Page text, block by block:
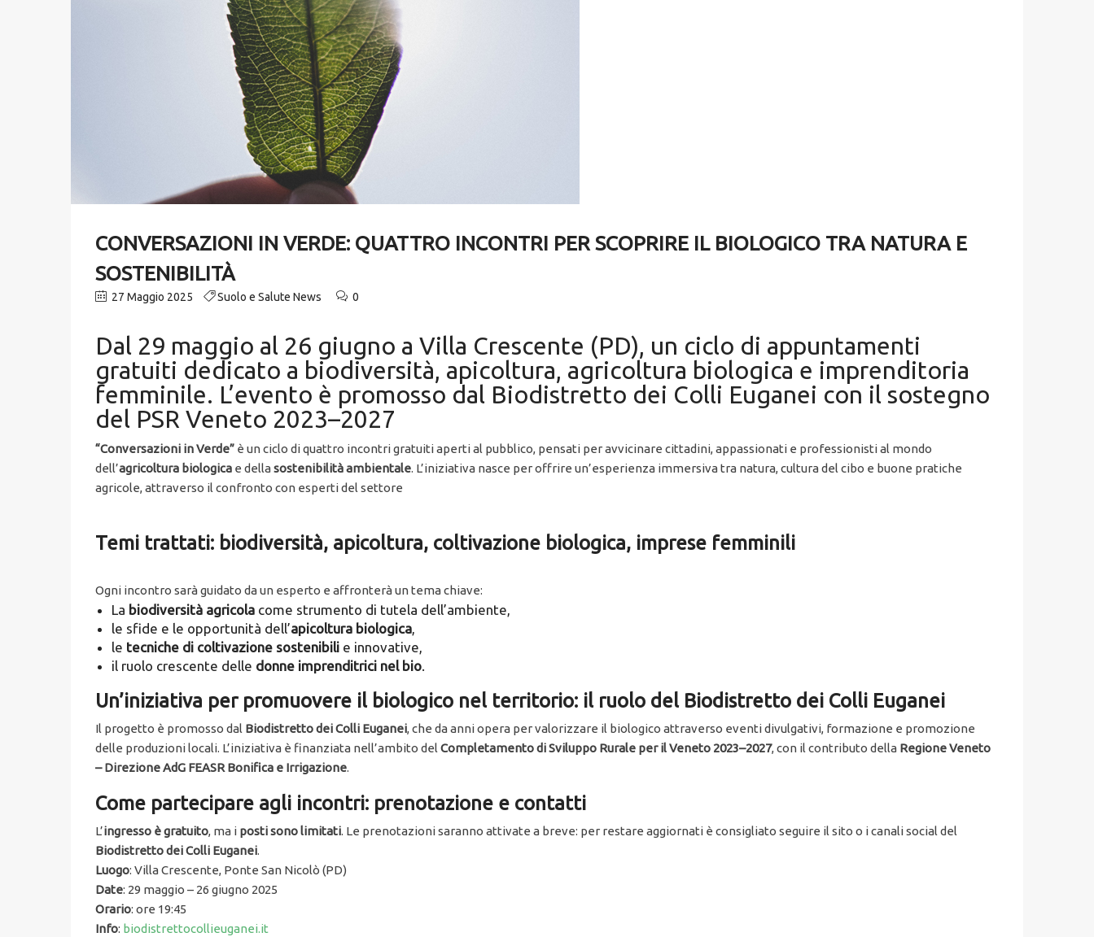
CONVERSAZIONI IN VERDE: QUATTRO INCONTRI PER SCOPRIRE IL BIOLOGICO TRA NATURA E
SOSTENIBILITÀ
27 Maggio 2025 Suolo e Salute News 0
Dal 29 maggio al 26 giugno a Villa Crescente (PD), un ciclo di appuntamenti
gratuiti dedicato a biodiversità, apicoltura, agricoltura biologica e imprenditoria
femminile. L’evento è promosso dal Biodistretto dei Colli Euganei con il sostegno
del PSR Veneto 2023–2027
“Conversazioni in Verde” è un ciclo di quattro incontri gratuiti aperti al pubblico, pensati per avvicinare cittadini, appassionati e professionisti al mondo
dell’agricoltura biologica e dellasostenibilità ambientale. L’iniziativa nasce per offrire un’esperienza immersiva tra natura, cultura del cibo e buone pratiche
agricole, attraverso il confronto con esperti del settore
Temi trattati: biodiversità, apicoltura, coltivazione biologica, imprese femminili
Ogni incontro sarà guidato da un esperto e affronterà un tema chiave:
La biodiversità agricola come strumento di tutela dell’ambiente,
le sfide e le opportunità dell’apicoltura biologica,
le tecniche di coltivazione sostenibili e innovative,
il ruolo crescente delle donne imprenditrici nel bio.
Un’iniziativa per promuovere il biologico nel territorio: il ruolo del Biodistretto dei Colli Euganei
Il progetto è promosso dal Biodistretto dei Colli Euganei, che da anni opera per valorizzare il biologico attraverso eventi divulgativi, formazione e promozione
delle produzioni locali. L’iniziativa è finanziata nell’ambito delCompletamento di Sviluppo Rurale per il Veneto 2023–2027, con il contributo della Regione Veneto
– Direzione AdG FEASR Bonifica e Irrigazione.
Come partecipare agli incontri: prenotazione e contatti
L’ingresso è gratuito, ma i posti sono limitati. Le prenotazioni saranno attivate a breve: per restare aggiornati è consigliato seguire il sito o i canali social del
Biodistretto dei Colli Euganei.
Luogo: Villa Crescente, Ponte San Nicolò (PD)
Date: 29 maggio – 26 giugno 2025
Orario: ore 19:45
Info: biodistrettocollieuganei.it